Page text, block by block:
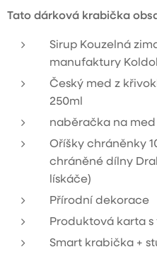
Tato dárková krabička
Sirup Kouzelná
manufaktury
Český med z
250ml
naběračka na med
Oříšky chráněnky
chráněné dílny
lískáče)
Přírodní dekorace
Produktová karta
Smart krabička +